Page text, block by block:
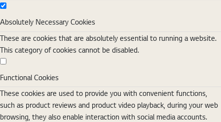
Absolutely Necessary Cookies
Absolutely Necessary Cookies
These are cookies that are absolutely essential to running a website.
This category of cookies cannot be disabled.
Functional Cookies
Functional Cookies
These cookies are used to provide you with convenient functions,
such as product reviews and product video playback, during your web
browsing, they also enable interaction with social media accounts.